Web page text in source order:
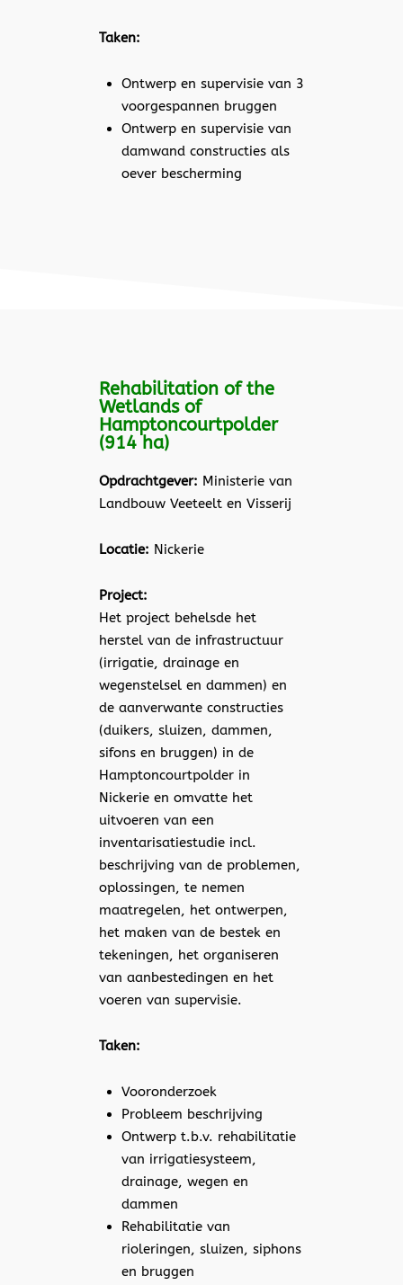
Taken:
Ontwerp en supervisie van 3
voorgespannen bruggen
Ontwerp en supervisie van
damwand constructies als
oever bescherming
Rehabilitation of the
Wetlands of
Hamptoncourtpolder
(914 ha)
Opdrachtgever: Ministerie van
Landbouw Veeteelt en Visserij
Locatie: Nickerie
Project:
Het project behelsde het
herstel van de infrastructuur
(irrigatie, drainage en
wegenstelsel en dammen) en
de aanverwante constructies
(duikers, sluizen, dammen,
sifons en bruggen) in de
Hamptoncourtpolder in
Nickerie en omvatte het
uitvoeren van een
inventarisatiestudie incl.
beschrijving van de problemen,
oplossingen, te nemen
maatregelen, het ontwerpen,
het maken van de bestek en
tekeningen, het organiseren
van aanbestedingen en het
voeren van supervisie.
Taken:
Vooronderzoek
Probleem beschrijving
Ontwerp t.b.v. rehabilitatie
van irrigatiesysteem,
drainage, wegen en
dammen
Rehabilitatie van
rioleringen, sluizen, siphons
en bruggen